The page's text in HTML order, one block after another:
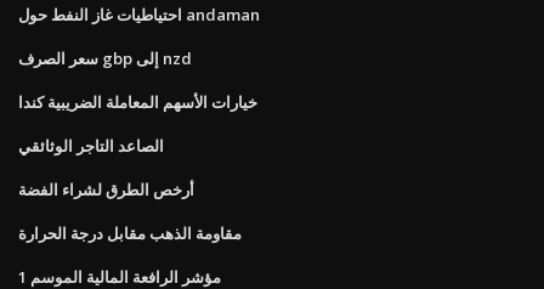
احتياطيات غاز النفط حول andaman
سعر الصرف gbp إلى nzd
خيارات الأسهم المعاملة الضريبية كندا
الصاعد التاجر الوثائقي
أرخص الطرق لشراء الفضة
مقاومة الذهب مقابل درجة الحرارة
مؤشر الرافعة المالية الموسم 1